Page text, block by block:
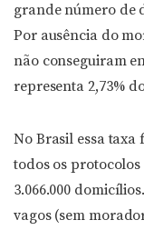
grande número de
Por ausência do
não conseguiram
representa 2,73%
No Brasil essa taxa
todos os
3.066.000
vagos (sem